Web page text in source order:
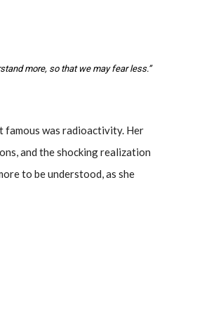
more, so that we may fear less.”
famous was radioactivity. Her
and the shocking realization
to be understood, as she